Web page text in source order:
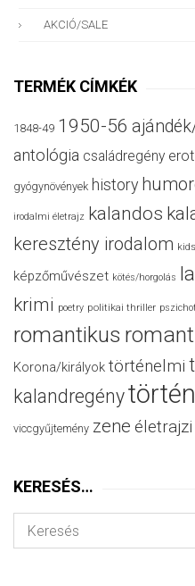
AKCIÓ/SALE
TERMÉK CÍMKÉK
1848-49 1950-56
antológia családregény
gyógynövények history
irodalmi életrajz kalandos
keresztény irodalom kids
képzőművészet kötés/horgolás
krimi poetry politikai thriller
romantikus
Korona/királyok történelmi
kalandregény
viccgyűjtemény zene életrajzi
KERESÉS…